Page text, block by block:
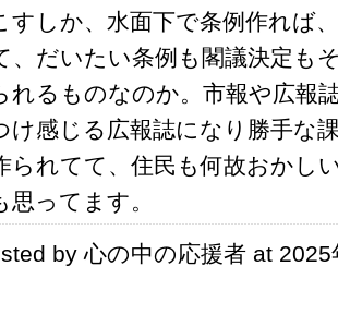
すしか、水面下で条例作れば
、だいたい条例も閣議決定も
れるものなのか。市報や広報
け感じる広報誌になり勝手な
られてて、住民も何故おかし
思ってます。
by 心の中の応援者 at